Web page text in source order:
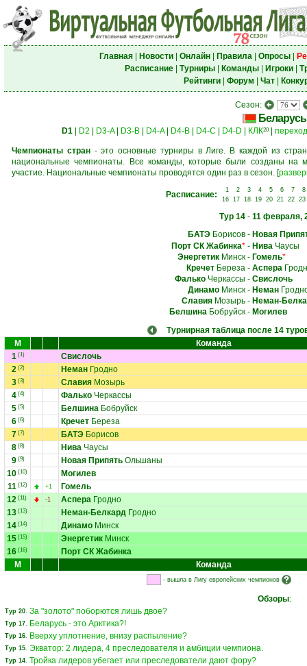
Главная| Новости| Онлайн| Правила| Опросы|
Расписание| Турниры| Команды| Игроки|
Рейтинги| Форум Чат|
Сезон:
Беларусь
D1| D2 D3-A| D3-B| D4-A| D4-B| D4-C D4-D КЛК20|
Чемпионаты стран- это основные турниры в Лиге. В каждой из
национальные чемпионаты. Все команды, которые были созданы на
участие. Национальные чемпионаты проводятся один раз в сезон. [
Расписание: 1 2 3 4 5 6 7
8
16
17 18 19 20 21 22 23
Тур 14- 11 февраля,
БАТЭ Борисов- Новая
Порт СК Жабинка*- НиваЧаусы
ЭнергетикМинск- Гомель*
КречетБереза- Аспера
ФалькоЧеркассы - Свислочь
ДинамоМинск- Неман
СлавияМозырь- Неман-
БелшинаБобруйск- Могилев
Турнирная таблица после 14
М
Команда
1 (1)
Свислочь
2 (2) Неман Гродно
3 (3) Славия Мозырь
4 (4) Фалько Черкассы
5 (5) Белшина Бобруйск
6 (6) Кречет Береза
7 (7) БАТЭ Борисов
8 (8) Нива Чаусы
9 (9) Новая Припять Ольшаны
10 (10)
Могилев
11 (12) +1
Гомель
12 (11) -1 Аспера Гродно
13 (13) Неман-Белкард Гродно
14 (14) Динамо Минск
15 (15) Энергетик Минск
16 (16)
Порт СК Жабинка
М
Команда
- вышла в Лигу европейских чемпионов
Обзоры:
Тур 20. За "золото" поборются лишь двое?
Тур 17. Беларусь - это Арктика?!
Тур 16. Вверху уплотнение, внизу распыление?
Тур 15. Экватор: 2 лидера, 4 преследователя и амбиции чемпиона.
Тур 14. Тройка лидеров убегает или преследователи дают фору?